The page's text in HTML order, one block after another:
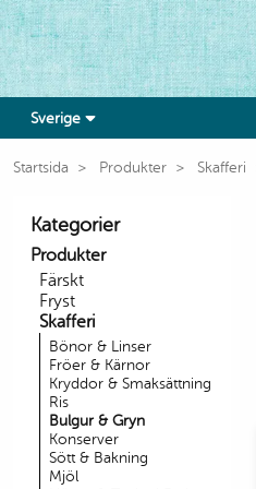
Sverige
Startsida Produkter Skafferi
Kategorier
Produkter
Färskt
Fryst
Skafferi
Bönor & Linser
Fröer & Kärnor
Kryddor & Smaksättning
Ris
Bulgur & Gryn
Konserver
Sött & Bakning
Mjöl